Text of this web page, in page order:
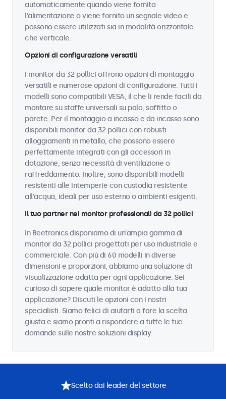
automaticamente quando viene fornita
l'alimentazione o viene fornito un segnale video e
possono essere utilizzati sia in modalità orizzontale
che verticale.
Opzioni di configurazione versatili
I monitor da 32 pollici offrono opzioni di montaggio
versatili e numerose opzioni di configurazione. Tutti i
modelli sono compatibili VESA, il che li rende facili da
montare su staffe universali su palo, soffitto o
parete. Per il montaggio a incasso e da incasso sono
disponibili monitor da 32 pollici con robusti
alloggiamenti in metallo, che possono essere
perfettamente integrati con gli accessori in
dotazione, senza necessità di ventilazione o
raffreddamento. Inoltre, sono disponibili modelli
resistenti alle intemperie con custodia resistente
all'acqua, ideali per uso esterno o ambienti esigenti.
Il tuo partner nei monitor professionali da 32 pollici
In Beetronics disponiamo di un'ampia gamma di
monitor da 32 pollici progettati per uso industriale e
commerciale. Con più di 60 modelli in diverse
dimensioni e proporzioni, abbiamo una soluzione di
visualizzazione adatta per ogni applicazione. Sei
curioso di sapere quale monitor è adatto alla tua
applicazione? Discuti le opzioni con i nostri
specialisti. Siamo felici di aiutarti a fare la scelta
giusta e siamo pronti a rispondere a tutte le tue
domande sulle nostre soluzioni display.
Scelto dai leader del settore